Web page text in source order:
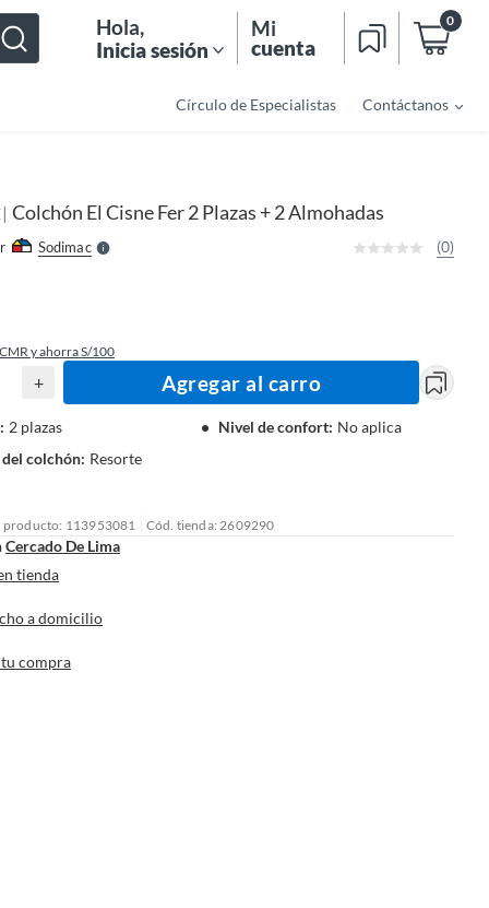
Hola,
Inicia sesión
Mi
cuenta
0
Círculo de Especialistas Contáctanos
| Colchón El Cisne Fer 2 Plazas + 2 Almohadas
SodimacS
l
l
(0)
y ahorra S/100
+ Agregar al carro
: 2 plazas Nivel de confort: No aplica
del colchón: Resorte
producto: 113953081 Cód. tienda: 2609290
Cercado De Lima
tienda
a domicilio
compra